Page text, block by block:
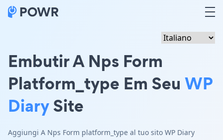
Embutir A Nps Form
Platform_type Em Seu WP
DiarySite
Aggiungi A Nps Form platform_type al tuo sito WP Diary